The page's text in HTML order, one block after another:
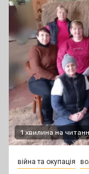
1 хвилина на
війна та окупація